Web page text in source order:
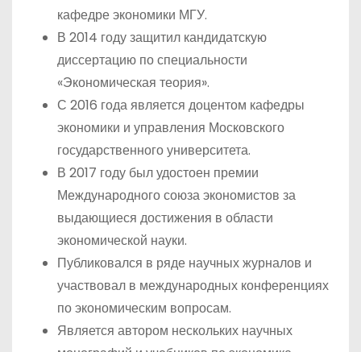
кафедре экономики МГУ.
В 2014 году защитил кандидатскую
диссертацию по специальности
«Экономическая теория».
С 2016 года является доцентом кафедры
экономики и управления Московского
государственного университета.
В 2017 году был удостоен премии
Международного союза экономистов за
выдающиеся достижения в области
экономической науки.
Публиковался в ряде научных журналов и
участвовал в международных конференциях
по экономическим вопросам.
Является автором нескольких научных